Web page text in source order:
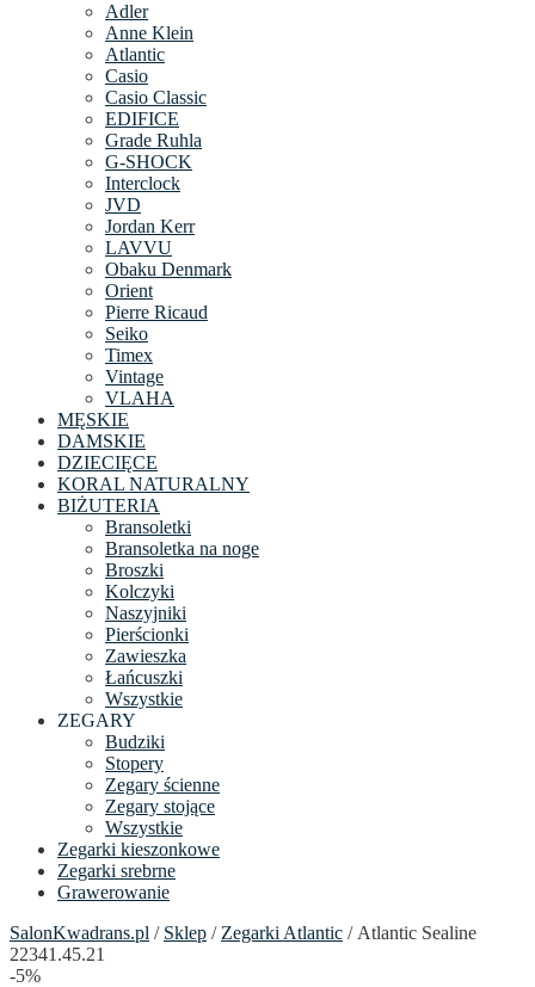
Adler
Anne Klein
Atlantic
Casio
Casio Classic
EDIFICE
Grade Ruhla
G-SHOCK
Interclock
JVD
Jordan Kerr
LAVVU
Obaku Denmark
Orient
Pierre Ricaud
Seiko
Timex
Vintage
VLAHA
MĘSKIE
DAMSKIE
DZIECIĘCE
KORAL NATURALNY
BIŻUTERIA
Bransoletki
Bransoletka na noge
Broszki
Kolczyki
Naszyjniki
Pierścionki
Zawieszka
Łańcuszki
Wszystkie
ZEGARY
Budziki
Stopery
Zegary ścienne
Zegary stojące
Wszystkie
Zegarki kieszonkowe
Zegarki srebrne
Grawerowanie
SalonKwadrans.pl / Sklep / Zegarki Atlantic / Atlantic Sealine
22341.45.21
-5%